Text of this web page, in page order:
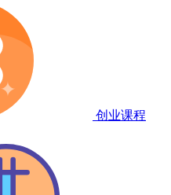
创业课程